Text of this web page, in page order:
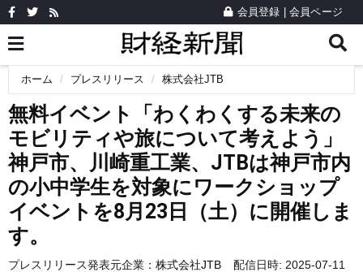
会員登録 会員ページ
ホーム プレスリリース 株式会社JTB
無料イベント「わくわくする未来の
モビリティや旅について考えよう」
神戸市、川崎重工業、JTBは神戸市内
の小中学生を対象にワークショップ
イベントを8月23日（土）に開催しま
す。
プレスリリース発表元企業： 株式会社JTB
配信日時: 2025-07-11